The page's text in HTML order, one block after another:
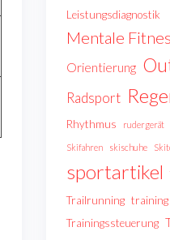
Leistungsdiagnostik
Mentale
Orientierung
Radsport
Rhythmus rudergerät
Skifahren skischuhe
sportartikel
Trailrunning training
Trainingssteuerung